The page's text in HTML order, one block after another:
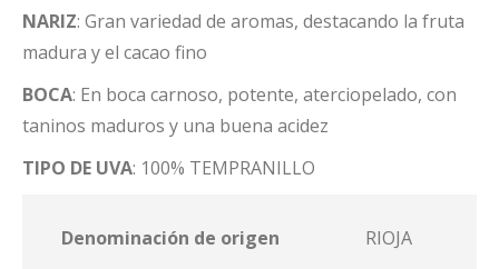
NARIZ: Gran variedad de aromas, destacando la fruta
madura y el cacao fino
BOCA: En boca carnoso, potente, aterciopelado, con
taninos maduros y una buena acidez
TIPO DE UVA: 100% TEMPRANILLO
Denominación de origen RIOJA